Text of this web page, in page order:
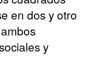
en dos y otro
y